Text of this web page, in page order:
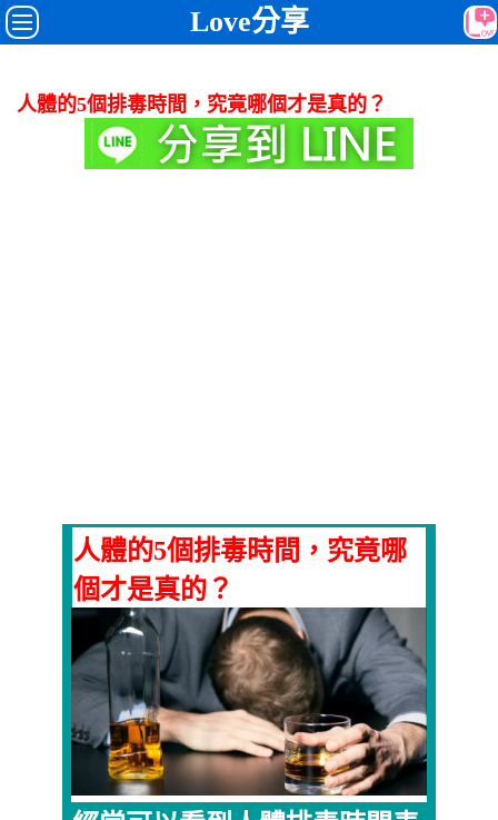
Love分享
人體的5個排毒時間，究竟哪個才是真的？
人體的5個排毒時間，究竟哪
個才是真的？